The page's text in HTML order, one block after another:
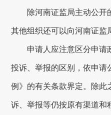
除河南证监局主动公开
其他组织还可以向河南证监
申请人应注意区分申请政
投诉、举报的区别，依申请
例》的有关条款界定。除此
诉、举报等仍按原有渠道和